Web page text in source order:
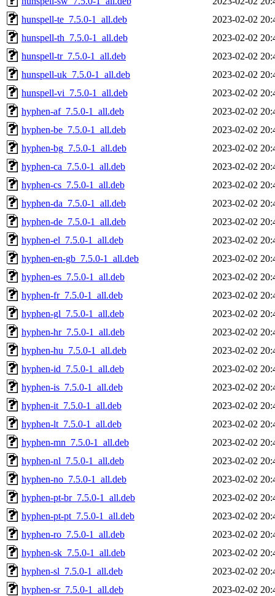
hunspell-te_7.5.0-1_all.deb
2023-02-02
hunspell-th_7.5.0-1_all.deb
2023-02-02
hunspell-tr_7.5.0-1_all.deb
2023-02-02
hunspell-uk_7.5.0-1_all.deb
2023-02-02
hunspell-vi_7.5.0-1_all.deb
2023-02-02
hyphen-af_7.5.0-1_all.deb
2023-02-02
hyphen-be_7.5.0-1_all.deb
2023-02-02
hyphen-bg_7.5.0-1_all.deb
2023-02-02
hyphen-ca_7.5.0-1_all.deb
2023-02-02
hyphen-cs_7.5.0-1_all.deb
2023-02-02
hyphen-da_7.5.0-1_all.deb
2023-02-02
hyphen-de_7.5.0-1_all.deb
2023-02-02
hyphen-el_7.5.0-1_all.deb
2023-02-02
hyphen-en-gb_7.5.0-1_all.deb
2023-02-02
hyphen-es_7.5.0-1_all.deb
2023-02-02
hyphen-fr_7.5.0-1_all.deb
2023-02-02
hyphen-gl_7.5.0-1_all.deb
2023-02-02
hyphen-hr_7.5.0-1_all.deb
2023-02-02
hyphen-hu_7.5.0-1_all.deb
2023-02-02
hyphen-id_7.5.0-1_all.deb
2023-02-02
hyphen-is_7.5.0-1_all.deb
2023-02-02
hyphen-it_7.5.0-1_all.deb
2023-02-02
hyphen-lt_7.5.0-1_all.deb
2023-02-02
hyphen-mn_7.5.0-1_all.deb
2023-02-02
hyphen-nl_7.5.0-1_all.deb
2023-02-02
hyphen-no_7.5.0-1_all.deb
2023-02-02
hyphen-pt-br_7.5.0-1_all.deb
2023-02-02
hyphen-pt-pt_7.5.0-1_all.deb
2023-02-02
hyphen-ro_7.5.0-1_all.deb
2023-02-02
hyphen-sk_7.5.0-1_all.deb
2023-02-02
hyphen-sl_7.5.0-1_all.deb
2023-02-02
hyphen-sr_7.5.0-1_all.deb
2023-02-02